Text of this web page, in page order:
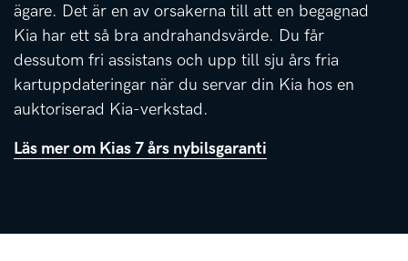
ägare. Det är en av orsakerna till att en begagnad
Kia har ett så bra andrahandsvärde. Du får
dessutom fri assistans och upp till sju års fria
kartuppdateringar när du servar din Kia hos en
auktoriserad Kia-verkstad.
Läs mer om Kias 7 års nybilsgaranti